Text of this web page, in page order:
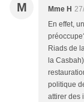
M Mme H
En effet,
Riads de
la
politique
attirer des